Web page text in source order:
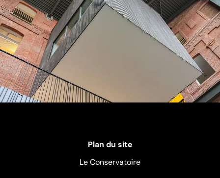
Plan du site
Le Conservatoire